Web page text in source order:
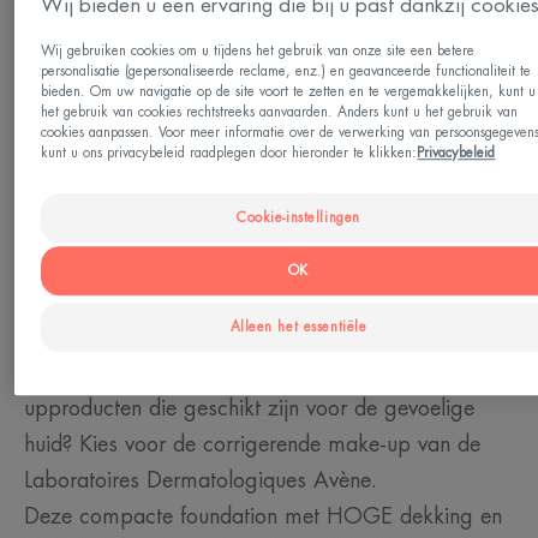
Huidtype
Huid met onzuiverheden - Gevoelige huid - Alle
huidtypes
Tegen onzuiverheden - Tegen roodheid -
upproducten die geschikt zijn voor de gevoelige
huid? Kies voor de corrigerende make-up van de
Laboratoires Dermatologiques Avène.
Deze compacte foundation met HOGE dekking en
Wij bieden u een ervaring die bij u past dankzij
Wij gebruiken cookies om u tijdens het gebruik van onze site een betere
personalisatie (gepersonaliseerde reclame, enz.) en geavanceerde functionaliteit te
bieden. Om uw navigatie op de site voort te zetten en te vergemakkelijken, kunt u
het gebruik van cookies rechtstreeks aanvaarden. Anders kunt u het gebruik van
cookies aanpassen. Voor meer informatie over de verwerking van
kunt u ons privacybeleid raadplegen door hieronder te klikken: Privacybeleid
Cookie-instellingen
Alleen het essentiële
OK